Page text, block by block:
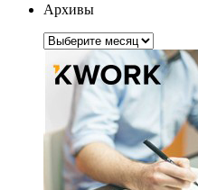
Архивы
Архивы